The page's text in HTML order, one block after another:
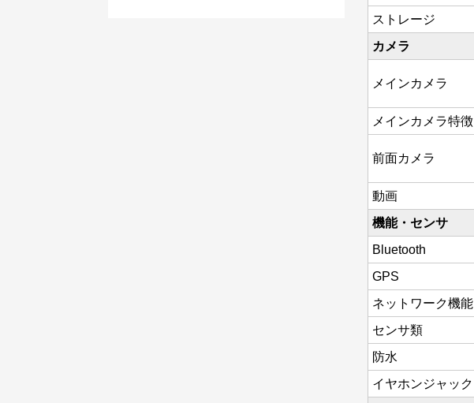
ストレージ
カメラ
メインカメラ
メインカメラ特徴
前面カメラ
動画
機能・センサ
Bluetooth
GPS
ネットワーク機能
センサ類
防水
イヤホンジャック